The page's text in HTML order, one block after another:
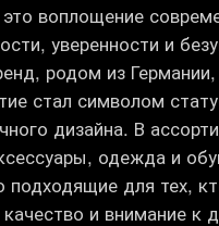
воплощение
уверенности и
родом из
стал символом
дизайна. В
одежда и
подходящие для тех,
и внимание к